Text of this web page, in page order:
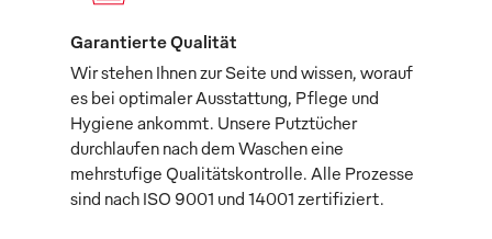
Garantierte Qualität
Wir stehen Ihnen zur Seite und wissen, worauf
es bei optimaler Ausstattung, Pflege und
Hygiene ankommt. Unsere Putztücher
durchlaufen nach dem Waschen eine
mehrstufige Qualitätskontrolle. Alle Prozesse
sind nach ISO 9001 und 14001 zertifiziert.